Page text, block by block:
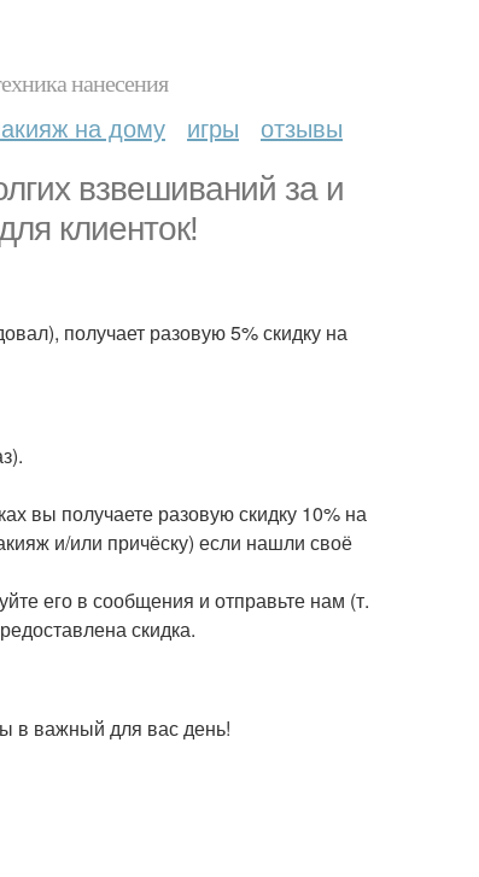
нанесения
на дому игры отзывы
взвешиваний за и
клиенток!
получает разовую 5% скидку на
вы получаете разовую скидку 10% на
и/или причёску) если нашли своё
его в сообщения и отправьте нам (т.
скидка.
в важный для вас день!